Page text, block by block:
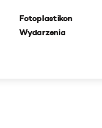
Fotoplastikon
Wydarzenia